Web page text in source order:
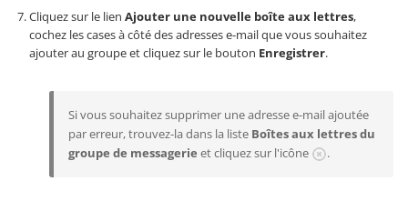
Cliquez sur le lien Ajouter une nouvelle boîte aux lettres,
cochez les cases à côté des adresses e-mail que vous souhaitez
ajouter au groupe et cliquez sur le bouton Enregistrer.
Si vous souhaitez supprimer une adresse e-mail ajoutée
par erreur, trouvez-la dans la liste Boîtes aux lettres du
groupe de messagerie et cliquez sur l'icône .